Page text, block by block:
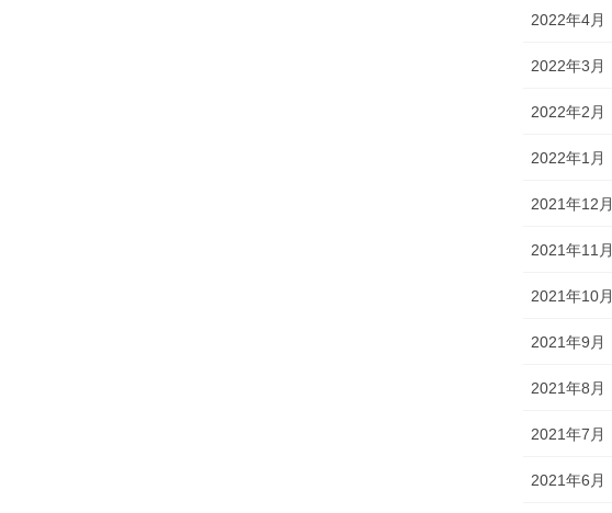
2022年4月
2022年3月
2022年2月
2022年1月
2021年12月
2021年11月
2021年10月
2021年9月
2021年8月
2021年7月
2021年6月